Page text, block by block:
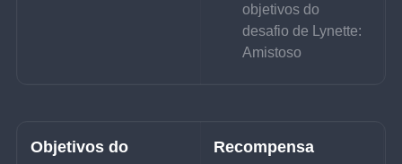
objetivos do
desafio de Lynette:
Amistoso
Objetivos do
Recompensa